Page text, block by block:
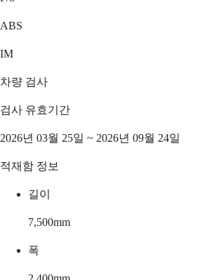
ABS
IM
차량 검사
검사 유효기간
2026년 03월 25일 ~ 2026년 09월 24일
적재함 정보
길이
7,500mm
폭